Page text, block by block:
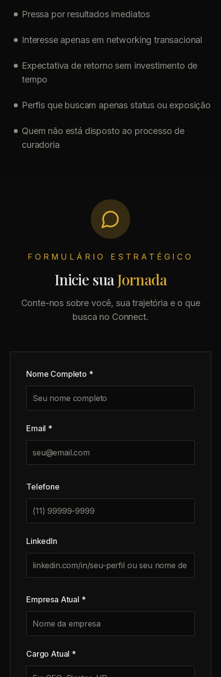
Pressa por resultados imediatos
Interesse apenas em networking transacional
Expectativa de retorno sem investimento de
tempo
Perfis que buscam apenas status ou exposição
Quem não está disposto ao processo de
curadoria
FORMULÁRIO ESTRATÉGICO
Inicie suaJornada
Conte-nos sobre você, sua trajetória e o que
busca no Connect.
Nome Completo *
Email *
Telefone
LinkedIn
Empresa Atual *
Cargo Atual *